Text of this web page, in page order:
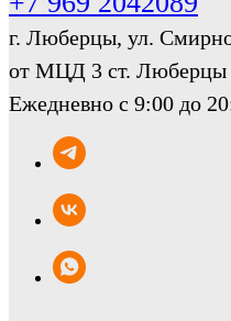
г. Люберцы, ул.
от МЦД 3 ст. Люберцы
Ежедневно с 9:00 до